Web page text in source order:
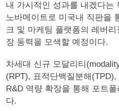
내 가시적인 성과를 내겠다는
노바메이트로 미국내 직판을
크 및 마케팅 플랫폼의 레버
장 동력을 모색할 예정이다.
차세대 신규 모달리티
(RPT), 표적단백질분해
R&D 역량 확장을 통해 포트
다.